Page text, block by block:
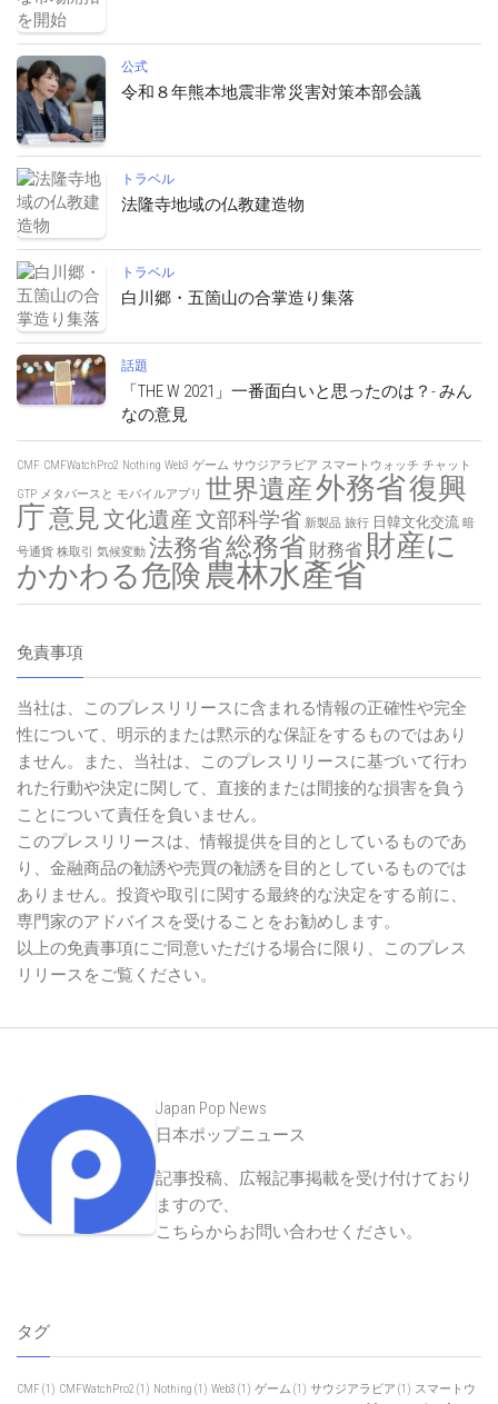
公式
令和８年熊本地震非常災害対策本部会議
トラベル
法隆寺地域の仏教建造物
トラベル
白川郷・五箇山の合掌造り集落
話題
「THE W 2021」一番面白いと思ったのは？- みん
なの意見
CMF CMFWatchPro2 Nothing Web3 ゲーム サウジアラビア スマートウォッチ チャット
GTP メタバースと モバイルアプリ 世界遺産外務省復興
庁意見文化遺産文部科学省 新製品 旅行 日韓文化交流 暗
号通貨 株取引 気候変動 法務省総務省 財務省 財産に
かかわる危険農林水產省
免責事項
当社は、このプレスリリースに含まれる情報の正確性や完全
性について、明示的または黙示的な保証をするものではあり
ません。また、当社は、このプレスリリースに基づいて行わ
れた行動や決定に関して、直接的または間接的な損害を負う
ことについて責任を負いません。
このプレスリリースは、情報提供を目的としているものであ
り、金融商品の勧誘や売買の勧誘を目的としているものでは
ありません。投資や取引に関する最終的な決定をする前に、
専門家のアドバイスを受けることをお勧めします。
以上の免責事項にご同意いただける場合に限り、このプレス
リリースをご覧ください。
Japan Pop News
日本ポップニュース
記事投稿、広報記事掲載を受け付けており
ますので、
こちらからお問い合わせください。
タグ
CMF (1) CMFWatchPro2 (1) Nothing (1) Web3 (1) ゲーム (1) サウジアラビア (1) スマートウ